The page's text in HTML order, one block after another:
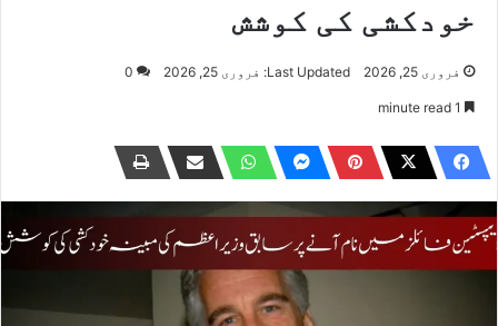
خودکشی کی کوشش
فروری 25, 2026 Last Updated: فروری 25, 2026 0